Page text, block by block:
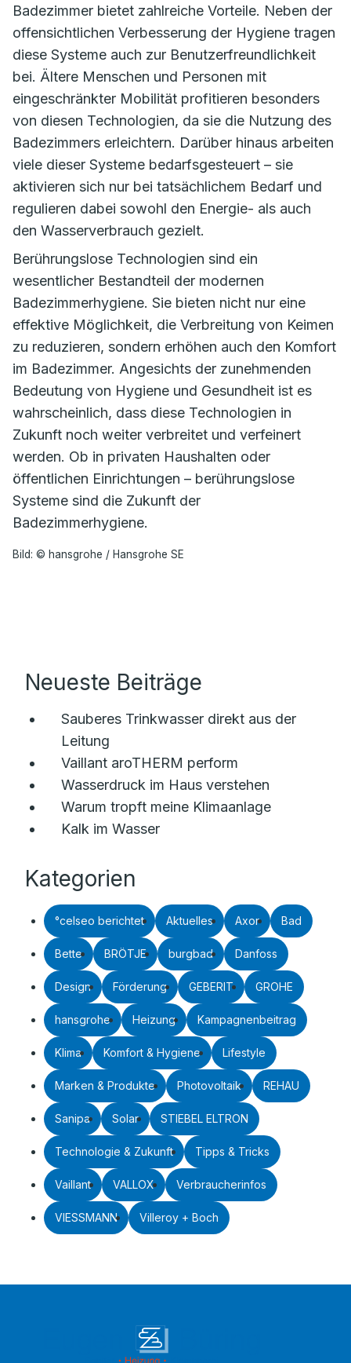
Badezimmer bietet zahlreiche Vorteile. Neben der
offensichtlichen Verbesserung der Hygiene tragen
diese Systeme auch zur Benutzerfreundlichkeit
bei. Ältere Menschen und Personen mit
eingeschränkter Mobilität profitieren besonders
von diesen Technologien, da sie die Nutzung des
Badezimmers erleichtern. Darüber hinaus arbeiten
viele dieser Systeme bedarfsgesteuert – sie
aktivieren sich nur bei tatsächlichem Bedarf und
regulieren dabei sowohl den Energie- als auch
den Wasserverbrauch gezielt.
Berührungslose Technologien sind ein
wesentlicher Bestandteil der modernen
Badezimmerhygiene. Sie bieten nicht nur eine
effektive Möglichkeit, die Verbreitung von Keimen
zu reduzieren, sondern erhöhen auch den Komfort
im Badezimmer. Angesichts der zunehmenden
Bedeutung von Hygiene und Gesundheit ist es
wahrscheinlich, dass diese Technologien in
Zukunft noch weiter verbreitet und verfeinert
werden. Ob in privaten Haushalten oder
öffentlichen Einrichtungen – berührungslose
Systeme sind die Zukunft der
Badezimmerhygiene.
Bild: © hansgrohe / Hansgrohe SE
Neueste Beiträge
Sauberes Trinkwasser direkt aus der
Leitung
Vaillant aroTHERM perform
Wasserdruck im Haus verstehen
Warum tropft meine Klimaanlage
Kalk im Wasser
Kategorien
°celseo berichtet Aktuelles Axor Bad
Bette BRÖTJE burgbad Danfoss
Design Förderung GEBERIT GROHE
hansgrohe Heizung Kampagnenbeitrag
Klima Komfort & Hygiene Lifestyle
Marken & Produkte Photovoltaik REHAU
Sanipa Solar STIEBEL ELTRON
Technologie & Zukunft Tipps & Tricks
Vaillant VALLOX Verbraucherinfos
VIESSMANN Villeroy + Boch